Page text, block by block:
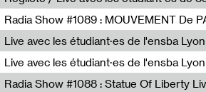
Radio Panik
Live avec les étudiant·es de l'ensba
Live avec les étudiant·es de l'ensba